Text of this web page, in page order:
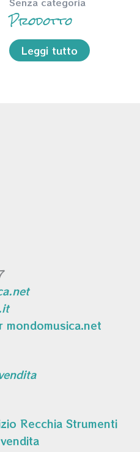
Prodotto
Leggi tutto
mondomusica.net